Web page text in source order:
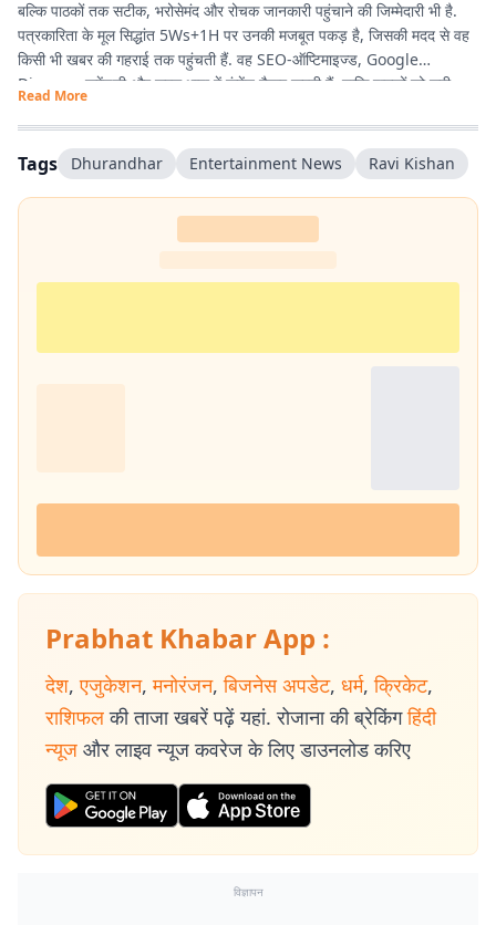
बल्कि पाठकों तक सटीक, भरोसेमंद और रोचक जानकारी पहुंचाने की जिम्मेदारी भी है.
पत्रकारिता के मूल सिद्धांत 5Ws+1H पर उनकी मजबूत पकड़ है, जिसकी मदद से वह
किसी भी खबर की गहराई तक पहुंचती हैं. वह SEO-ऑप्टिमाइज्ड, Google
Discover फ्रेंडली और सरल भाषा में कंटेंट तैयार करती हैं, ताकि पाठकों को सही
जानकारी आसानी से मिले और उनका पढ़ने का अनुभव बेहतर हो.
Read More
Tags Dhurandhar Entertainment News Ravi Kishan
Prabhat Khabar App :
देश, एजुकेशन, मनोरंजन, बिजनेस अपडेट, धर्म, क्रिकेट,
राशिफल की ताजा खबरें पढ़ें यहां. रोजाना की ब्रेकिंग हिंदी
न्यूज और लाइव न्यूज कवरेज के लिए डाउनलोड करिए
विज्ञापन